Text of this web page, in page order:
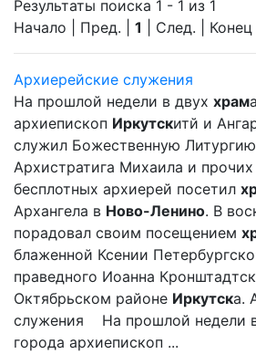
Результаты поиска 1 - 1 из 1
Начало | Пред. | 1 | След. | Конец
Архиерейские служения
На прошлой недели в двух храм
архиепископ Иркутскитй и
служил Божественную
Архистратига Михаила и
бесплотных архиерей посетил
Архангела в Ново-Ленино. В
порадовал своим посещением
блаженной Ксении
праведного Иоанна
Октябрьском районе Иркутска.
служения На прошлой недели
города архиепископ ...